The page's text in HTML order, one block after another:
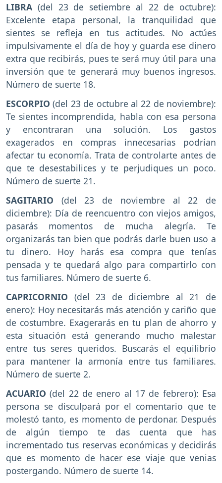
LIBRA (del 23 de setiembre al 22 de octubre):
Excelente etapa personal, la tranquilidad que
sientes se refleja en tus actitudes. No actúes
impulsivamente el día de hoy y guarda ese dinero
extra que recibirás, pues te será muy útil para una
inversión que te generará muy buenos ingresos.
Número de suerte 18.
ESCORPIO (del 23 de octubre al 22 de noviembre):
Te sientes incomprendida, habla con esa persona
y encontraran una solución. Los gastos
exagerados en compras innecesarias podrían
afectar tu economía. Trata de controlarte antes de
que te desestabilices y te perjudiques un poco.
Número de suerte 21.
SAGITARIO (del 23 de noviembre al 22 de
diciembre): Día de reencuentro con viejos amigos,
pasarás momentos de mucha alegría. Te
organizarás tan bien que podrás darle buen uso a
tu dinero. Hoy harás esa compra que tenías
pensada y te quedará algo para compartirlo con
tus familiares. Número de suerte 6.
CAPRICORNIO (del 23 de diciembre al 21 de
enero): Hoy necesitarás más atención y cariño que
de costumbre. Exagerarás en tu plan de ahorro y
esta situación está generando mucho malestar
entre tus seres queridos. Buscarás el equilibrio
para mantener la armonía entre tus familiares.
Número de suerte 2.
ACUARIO (del 22 de enero al 17 de febrero): Esa
persona se disculpará por el comentario que te
molestó tanto, es momento de perdonar. Después
de algún tiempo te das cuenta que has
incrementado tus reservas económicas y decidirás
que es momento de hacer ese viaje que venias
postergando. Número de suerte 14.